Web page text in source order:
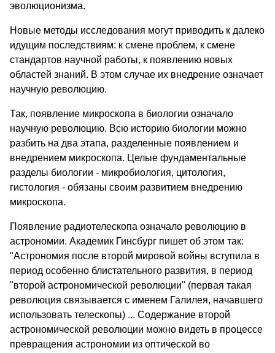
эволюционизма.
Новые методы исследования могут приводить к далеко
идущим последствиям: к смене проблем, к смене
стандартов научной работы, к появлению новых
областей знаний. В этом случае их внедрение означает
научную революцию.
Так, появление микроскопа в биологии означало
научную революцию. Всю историю биологии можно
разбить на два этапа, разделенные появлением и
внедрением микроскопа. Целые фундаментальные
разделы биологии - микробиология, цитология,
гистология - обязаны своим развитием внедрению
микроскопа.
Появление радиотелескопа означало революцию в
астрономии. Академик Гинсбург пишет об этом так:
"Астрономия после второй мировой войны вступила в
период особенно блистательного развития, в период
"второй астрономической революции" (первая такая
революция связывается с именем Галилея, начавшего
использовать телескопы) ... Содержание второй
астрономической революции можно видеть в процессе
превращения астрономии из оптической во